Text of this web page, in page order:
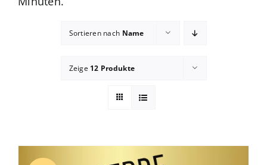
Sortieren nach Name
Zeige 12 Produkte